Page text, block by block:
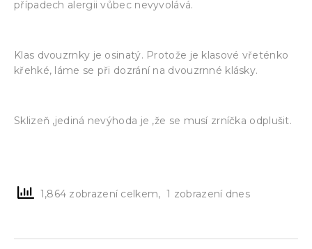
případech alergii vůbec nevyvolává.
Klas dvouzrnky je osinatý. Protože je klasové vřeténko
křehké, láme se při dozrání na dvouzrnné klásky.
Sklizeň ,jediná nevýhoda je ,že se musí zrníčka odplušit.
1,864 zobrazení celkem, 1 zobrazení dnes